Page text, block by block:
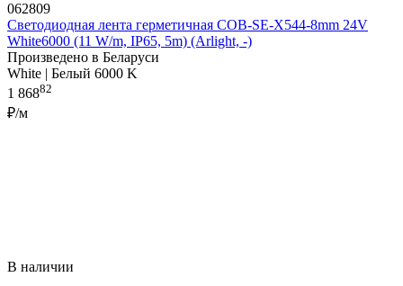
062809
Светодиодная лента герметичная COB-SE-X544-8mm 24V
White6000 (11 W/m, IP65, 5m) (Arlight, -)
Произведено в Беларуси
White | Белый 6000 K
1 86882
₽/м
В наличии